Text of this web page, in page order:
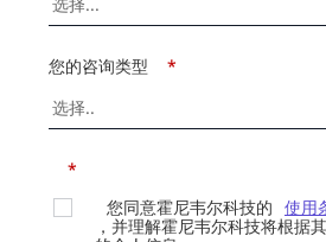
*
您的咨询类型
*
您同意霍尼韦尔科技的 使用
，并理解霍尼韦尔科技将根据其